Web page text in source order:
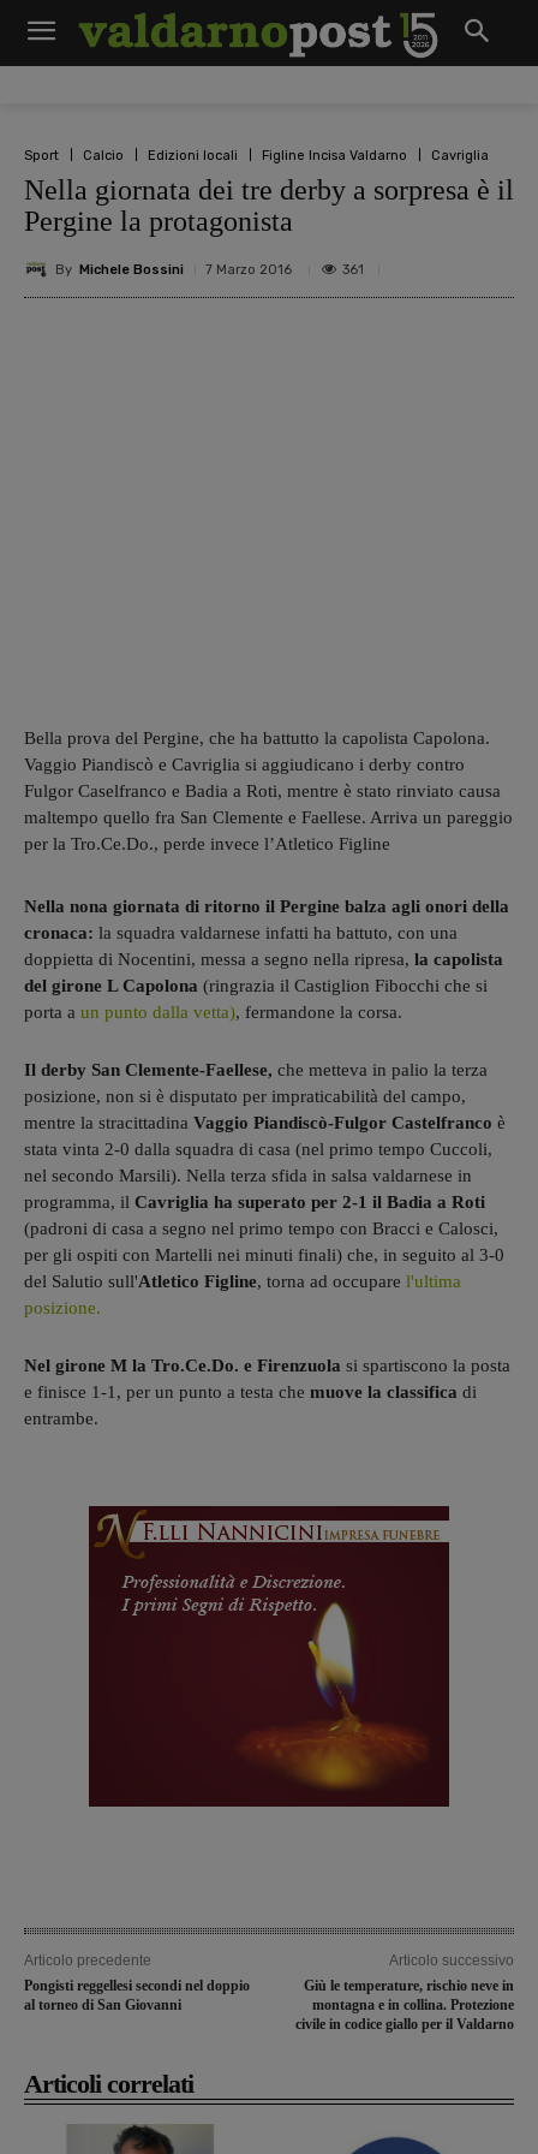
Sport Calcio Edizioni locali Figline Incisa Valdarno Cavriglia
Nella giornata dei tre derby a sorpresa è il
Pergine la protagonista
By Michele Bossini 7 Marzo 2016 361
Bella prova del Pergine, che ha battutto la capolista Capolona.
Vaggio Piandiscò e Cavriglia si aggiudicano i derby contro
Fulgor Caselfranco e Badia a Roti, mentre è stato rinviato causa
maltempo quello fra San Clemente e Faellese. Arriva un pareggio
per la Tro.Ce.Do., perde invece l’Atletico Figline
Nella nona giornata di ritorno il Pergine balza agli onori della
cronaca: la squadra valdarnese infatti ha battuto, con una
doppietta di Nocentini, messa a segno nella ripresa, la capolista
del girone L Capolona (ringrazia il Castiglion Fibocchi che si
porta a un punto dalla vetta), fermandone la corsa.
Il derby San Clemente-Faellese, che metteva in palio la terza
posizione, non si è disputato per impraticabilità del campo,
mentre la stracittadina Vaggio Piandiscò-Fulgor Castelfranco è
stata vinta 2-0 dalla squadra di casa (nel primo tempo Cuccoli,
nel secondo Marsili). Nella terza sfida in salsa valdarnese in
programma, il Cavriglia ha superato per 2-1 il Badia a Roti
(padroni di casa a segno nel primo tempo con Bracci e Calosci,
per gli ospiti con Martelli nei minuti finali) che, in seguito al 3-0
del Salutio sull'Atletico Figline, torna ad occupare l'ultima
posizione.
Nel girone M la Tro.Ce.Do. e Firenzuola si spartiscono la posta
e finisce 1-1, per un punto a testa che muove la classifica di
entrambe.
Articolo precedente
Pongisti reggellesi secondi nel doppio
al torneo di San Giovanni
Articolo successivo
Giù le temperature, rischio neve in
montagna e in collina. Protezione
civile in codice giallo per il Valdarno
Articoli correlati